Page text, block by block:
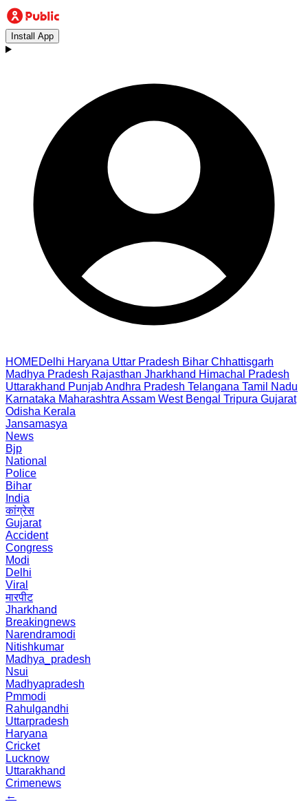
Install App
HOMEDelhi Haryana Uttar Pradesh Bihar Chhattisgarh
Madhya Pradesh Rajasthan Jharkhand Himachal Pradesh
Uttarakhand PunjabAndhra Pradesh Telangana Tamil Nadu
Karnataka Maharashtra Assam West Bengal Tripura Gujarat
Odisha Kerala
Jansamasya
News
Bjp
National
Police
Bihar
India
कांग्रेस
Gujarat
Accident
Congress
Modi
Delhi
Viral
मारपीट
Jharkhand
Breakingnews
Narendramodi
Nitishkumar
Madhya_pradesh
Nsui
Madhyapradesh
Pmmodi
Rahulgandhi
Uttarpradesh
Haryana
Cricket
Lucknow
Uttarakhand
Crimenews
←